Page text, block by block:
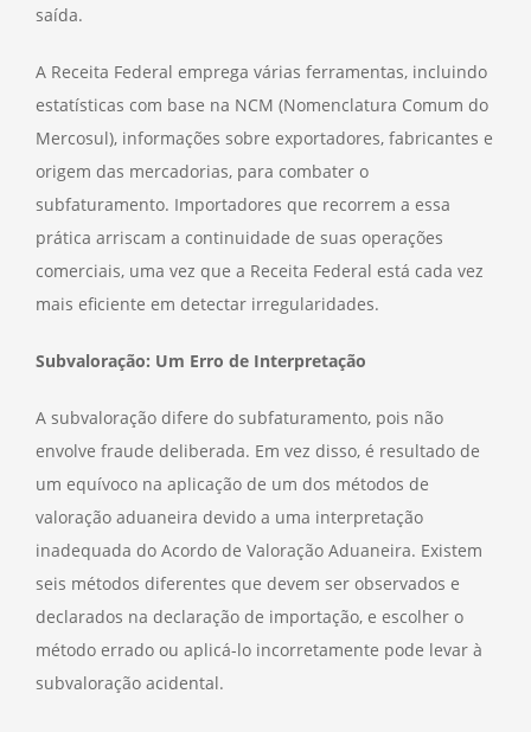
saída.
A Receita Federal emprega várias ferramentas, incluindo
estatísticas com base na NCM (Nomenclatura Comum do
Mercosul), informações sobre exportadores, fabricantes e
origem das mercadorias, para combater o
subfaturamento. Importadores que recorrem a essa
prática arriscam a continuidade de suas operações
comerciais, uma vez que a Receita Federal está cada vez
mais eficiente em detectar irregularidades.
Subvaloração: Um Erro de Interpretação
A subvaloração difere do subfaturamento, pois não
envolve fraude deliberada. Em vez disso, é resultado de
um equívoco na aplicação de um dos métodos de
valoração aduaneira devido a uma interpretação
inadequada do Acordo de Valoração Aduaneira. Existem
seis métodos diferentes que devem ser observados e
declarados na declaração de importação, e escolher o
método errado ou aplicá-lo incorretamente pode levar à
subvaloração acidental.